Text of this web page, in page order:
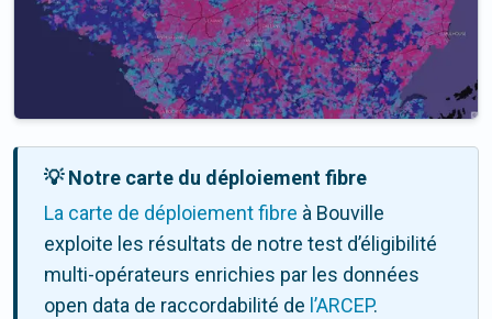
💡 Notre carte du déploiement fibre
La carte de déploiement fibre à Bouville
exploite les résultats de notre test d’éligibilité
multi-opérateurs enrichies par les données
open data de raccordabilité de l’ARCEP.